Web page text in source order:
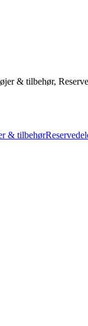
& tilbehør,
& tilbehør